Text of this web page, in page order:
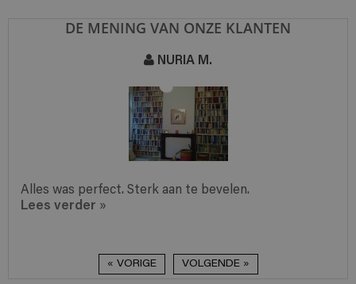
DE MENING VAN ONZE KLANTEN
NURIA M.
Alles was perfect. Sterk aan te bevelen.
Lees verder »
« VORIGE VOLGENDE »